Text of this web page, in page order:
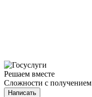
Решаем вместе
Сложности с
Написать